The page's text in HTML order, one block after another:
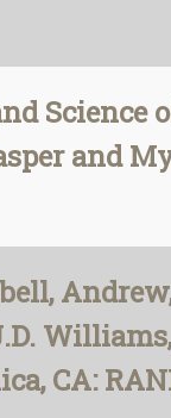
Science
and
CA: